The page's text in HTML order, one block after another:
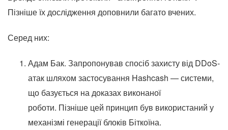
Пізніше їх дослідження доповнили багато вчених.
Серед них:
Адам Бак. Запропонував спосіб захисту від DDoS-
атак шляхом застосування Hashcash — системи,
що базується на доказах виконаної
роботи. Пізніше цей принцип був використаний у
механізмі генерації блоків Біткоїна.